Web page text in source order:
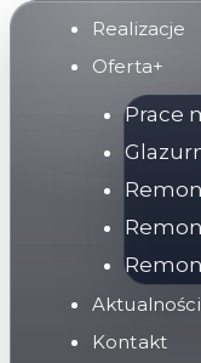
Realizacje
Oferta+
Prace
Aktualności
Kontakt
Przejdź